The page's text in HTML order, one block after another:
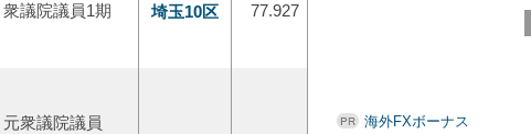
衆議院議員1期 埼玉10区 77.927
元衆議院議員 海外FXボーナス